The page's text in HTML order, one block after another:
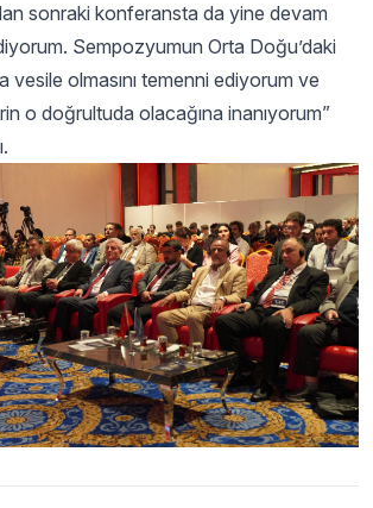
sonraki konferansta da yine devam
Sempozyumun Orta Doğu’daki
vesile olmasını temenni ediyorum ve
o doğrultuda olacağına inanıyorum”